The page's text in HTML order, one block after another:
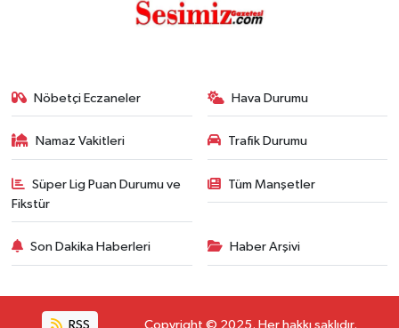
Nöbetçi Eczaneler Hava Durumu
Namaz Vakitleri Trafik Durumu
Süper Lig Puan Durumu ve
Fikstür
Tüm Manşetler
Son Dakika Haberleri Haber Arşivi
RSS Copyright © 2025. Her hakkı saklıdır.